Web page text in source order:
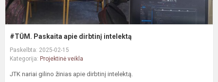
#TŪM. Paskaita apie dirbtinį intelektą
Paskelbta: 2025-02-15
Kategorija: Projektinė veikla
JTK nariai gilino žinias apie dirbtinį intelektą.